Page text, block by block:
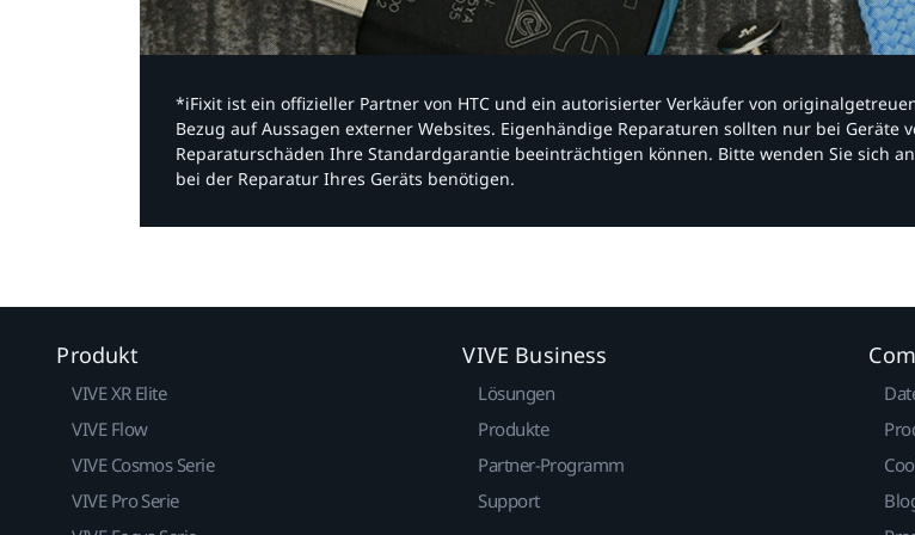
*iFixit ist ein offizieller Partner von HTC und ein autorisierter Verkäufer von
Bezug auf Aussagen externer Websites. Eigenhändige Reparaturen sollten nur bei
Reparaturschäden Ihre Standardgarantie beeinträchtigen können. Bitte wenden Sie sich
bei der Reparatur Ihres Geräts benötigen.​
Produkt
VIVE XR Elite
VIVE Flow
VIVE Cosmos Serie
VIVE Pro Serie
VIVE Business
Lösungen
Produkte
Partner-Programm
Support